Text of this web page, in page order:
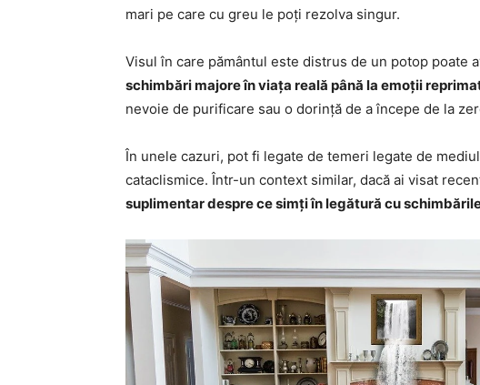
mari pe care cu greu le poți rezolva singur.
Visul în care pământul este distrus de un potop poate
schimbări majore în viața reală până la emoții
nevoie de purificare sau o dorință de a începe de la
În unele cazuri, pot fi legate de temeri legate de
cataclismice. Într-un context similar, dacă ai visat
suplimentar despre ce simți în legătură cu